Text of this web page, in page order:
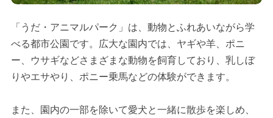
「うだ・アニマルパーク」は、動物とふれあいながら学
べる都市公園です。広大な園内では、ヤギや羊、ポニ
ー、ウサギなどさまざまな動物を飼育しており、乳しぼ
りやエサやり、ポニー乗馬などの体験ができます。
また、園内の一部を除いて愛犬と一緒に散歩を楽しめ、